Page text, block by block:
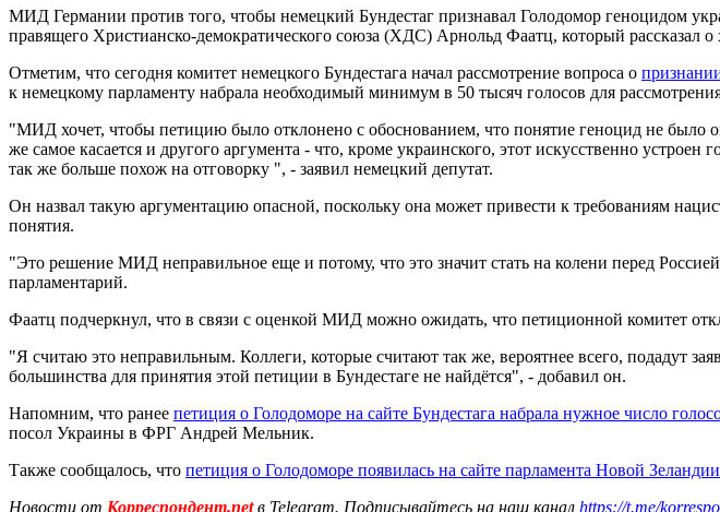
МИД Германии против того, чтобы немецкий Бундестаг признавал Голодомор геноцидом
правящего Христианско-демократического союза (ХДС) Арнольд Фаатц, который рассказал о
Отметим, что сегодня комитет немецкого Бундестага начал рассмотрение вопроса о
к немецкому парламенту набрала необходимый минимум в 50 тысяч голосов для
"МИД хочет, чтобы петицию было отклонено с обоснованием, что понятие геноцид не было
же самое касается и другого аргумента - что, кроме украинского, этот искусственно
так же больше похож на отговорку ", - заявил немецкий депутат.
Он назвал такую ​​аргументацию опасной, поскольку она может привести к требованиям
понятия.
"Это решение МИД неправильное еще и потому, что это значит стать на колени перед
парламентарий.
Фаатц подчеркнул, что в связи с оценкой МИД можно ожидать, что петиционной комитет
"Я считаю это неправильным. Коллеги, которые считают так же, вероятнее всего, подадут
большинства для принятия этой петиции в Бундестаге не найдётся", - добавил он.
Напомним, что ранее петиция о Голодоморе на сайте Бундестага набрала нужное число
посол Украины в ФРГ Андрей Мельник.
Также сообщалось, что петиция о Голодоморе появилась на сайте парламента Новой Зеландии
Новости от Корреспондент.netв Telegram. Подписывайтесь на наш канал https://t.me/